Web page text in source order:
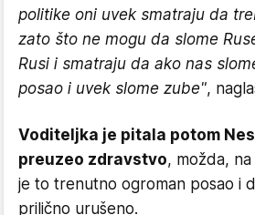
politike oni uvek smatraju da
zato što ne mogu da slome
Rusi i smatraju da ako nas
posao i uvek slome zube",
Voditeljka je pitala potom
preuzeo zdravstvo, možda,
je to trenutno ogroman posao i
prilično urušeno.